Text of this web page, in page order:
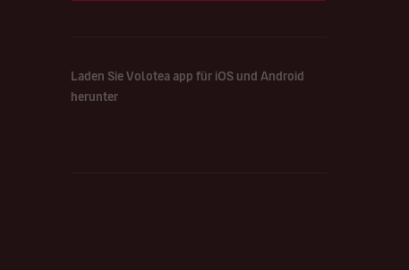
Laden Sie Volotea app für iOS und Android
herunter